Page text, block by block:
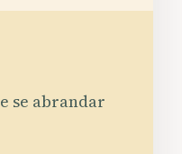
se abrandar